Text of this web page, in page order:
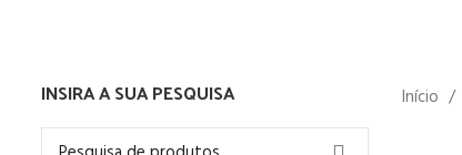
INSIRA A SUA PESQUISA Início